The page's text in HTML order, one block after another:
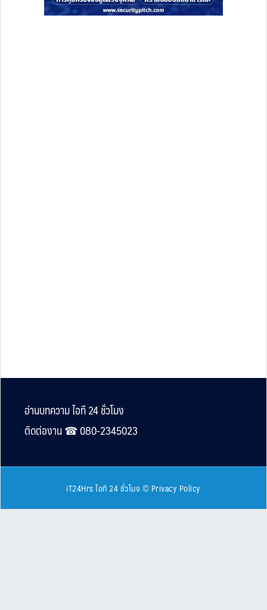
Footer
อ่านบทความ ไอที 24 ชั่วโมง
ติดต่องาน ☎︎ 080-2345023
iT24Hrs ไอที 24 ชั่วโมง © Privacy Policy